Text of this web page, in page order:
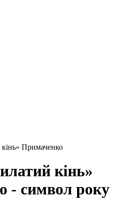
Примаченко
кінь»
- символ року